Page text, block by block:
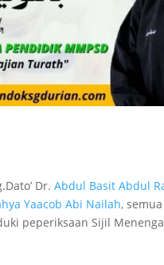
Dr.Abdul Basit Abdul
Yaacob Abi Nailah,
peperiksaan Sijil